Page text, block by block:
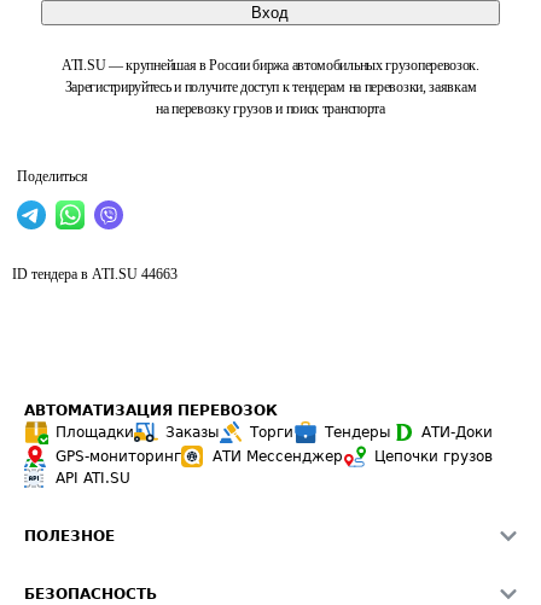
Вход
ATI.SU — крупнейшая в России биржа автомобильных грузоперевозок.
Зарегистрируйтесь и получите доступ к тендерам на перевозки, заявкам
на перевозку грузов и поиск транспорта
Поделиться
ID тендера в ATI.SU 44663
АВТОМАТИЗАЦИЯ ПЕРЕВОЗОК
Площадки
Заказы Торги Тендеры
АТИ-Доки
GPS-мониторинг
АТИ Мессенджер
Цепочки грузов
API ATI.SU
ПОЛЕЗНОЕ
БЕЗОПАСНОСТЬ